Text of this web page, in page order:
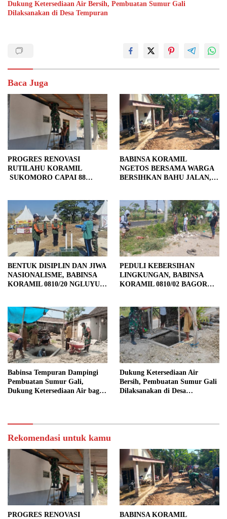
Dukung Ketersediaan Air Bersih, Pembuatan Sumur Gali
Dilaksanakan di Desa Tempuran
Baca Juga
PROGRES RENOVASI
RUTILAHU KORAMIL
SUKOMORO CAPAI 88
BABINSA KORAMIL
NGETOS BERSAMA WARGA
BERSIHKAN BAHU JALAN,
BENTUK DISIPLIN DAN JIWA
NASIONALISME, BABINSA
KORAMIL 0810/20 NGLUYU
PEDULI KEBERSIHAN
LINGKUNGAN, BABINSA
KORAMIL 0810/02 BAGOR
BAKTI
Babinsa Tempuran Dampingi
Pembuatan Sumur Gali,
Dukung Ketersediaan Air bagi
Dukung Ketersediaan Air
Bersih, Pembuatan Sumur Gali
Dilaksanakan di Desa
Rekomendasi untuk kamu
PROGRES RENOVASI
BABINSA KORAMIL